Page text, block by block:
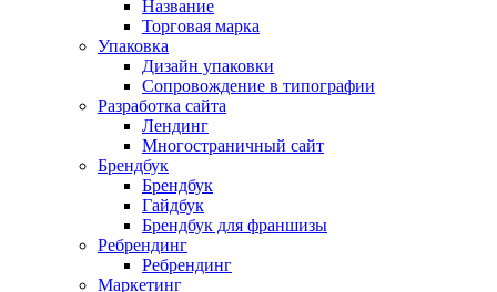
Название
Торговая марка
Упаковка
Дизайн упаковки
Сопровождение в типографии
Разработка сайта
Лендинг
Многостраничный сайт
Брендбук
Брендбук
Гайдбук
Брендбук для франшизы
Ребрендинг
Ребрендинг
Маркетинг